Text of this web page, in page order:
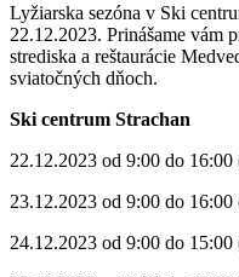
Lyžiarska sezóna v Ski
22.12.2023. Prinášame vám
strediska a reštaurácie
sviatočných dňoch.
Ski centrum Strachan
22.12.2023 od 9:00 do
23.12.2023 od 9:00 do
24.12.2023 od 9:00 do